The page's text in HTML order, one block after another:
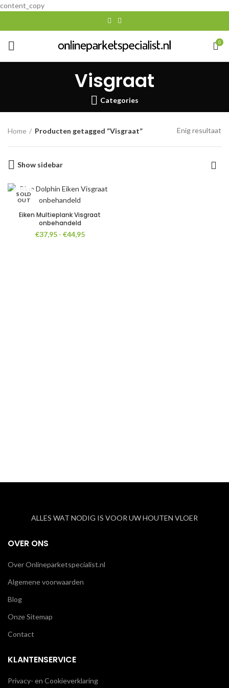
content_copy
0
Visgraat
Categories
Home Producten getagged “Visgraat” Enig resultaat
Show sidebar
SOLD
OUT
Eiken Multieplank Visgraat
onbehandeld
€37,95 - €44,95Prijsklasse:
ALLES WAT NODIG IS VOOR UW HOUTEN VLOER
OVER ONS
Over Onlineparketspecialist.nl
Algemene voorwaarden
Blog
Onze Sitemap
Contact
KLANTENSERVICE
Privacy- en Cookieverklaring